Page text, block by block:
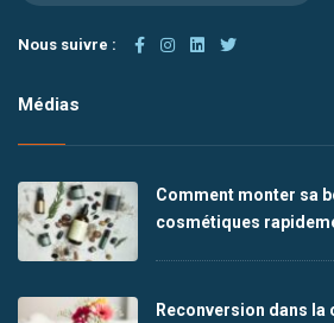
Nous suivre :
Médias
Comment monter sa
cosmétiques
Reconversion dans